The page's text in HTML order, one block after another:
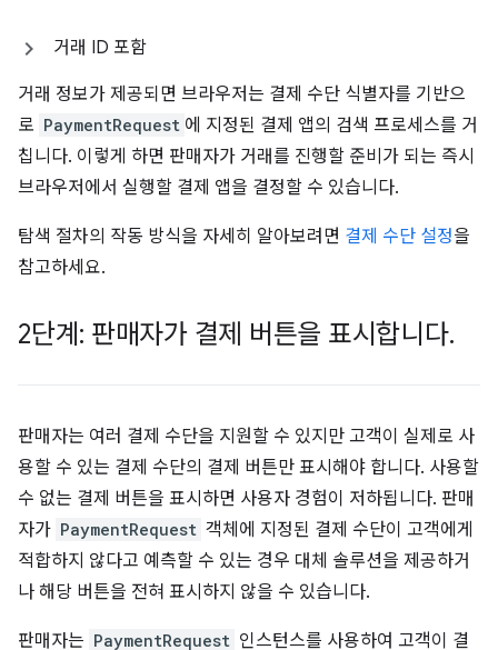
거래 ID 포함
거래 정보가 제공되면 브라우저는 결제 수단 식별자를 기반으
로 PaymentRequest 에 지정된 결제 앱의 검색 프로세스를 거
칩니다. 이렇게 하면 판매자가 거래를 진행할 준비가 되는 즉시
브라우저에서 실행할 결제 앱을 결정할 수 있습니다.
탐색 절차의 작동 방식을 자세히 알아보려면 결제 수단 설정을
참고하세요.
2단계: 판매자가 결제 버튼을 표시합니다.
판매자는 여러 결제 수단을 지원할 수 있지만 고객이 실제로 사
용할 수 있는 결제 수단의 결제 버튼만 표시해야 합니다. 사용할
수 없는 결제 버튼을 표시하면 사용자 경험이 저하됩니다. 판매
자가 PaymentRequest 객체에 지정된 결제 수단이 고객에게
적합하지 않다고 예측할 수 있는 경우 대체 솔루션을 제공하거
나 해당 버튼을 전혀 표시하지 않을 수 있습니다.
판매자는 PaymentRequest 인스턴스를 사용하여 고객이 결